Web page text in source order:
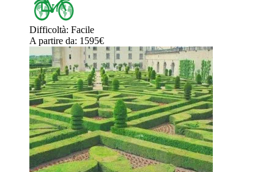
Difficoltà: Facile
A partire da: 1595€